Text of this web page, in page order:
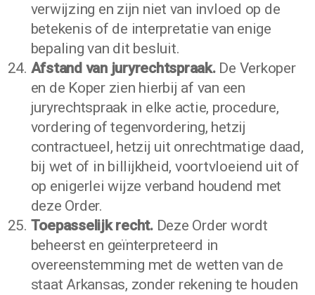
verwijzing en zijn niet van invloed op de
betekenis of de interpretatie van enige
bepaling van dit besluit.
Afstand van juryrechtspraak.De Verkoper
en de Koper zien hierbij af van een
juryrechtspraak in elke actie, procedure,
vordering of tegenvordering, hetzij
contractueel, hetzij uit onrechtmatige daad,
bij wet of in billijkheid, voortvloeiend uit of
op enigerlei wijze verband houdend met
deze Order.
Toepasselijk recht.Deze Order wordt
beheerst en geïnterpreteerd in
overeenstemming met de wetten van de
staat Arkansas, zonder rekening te houden